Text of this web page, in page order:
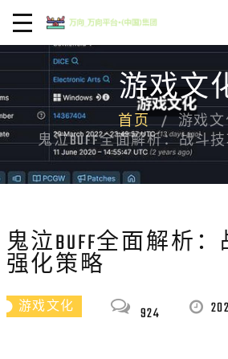
游戏文
首页
游戏
鬼泣BUFF全面解析：战斗
鬼泣BUFF全面解析
强化策略
游戏文化 924